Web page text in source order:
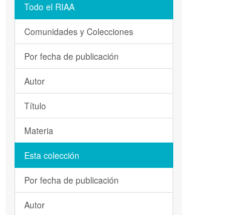
Todo el RIAA
Comunidades y Colecciones
Por fecha de publicación
Autor
Título
Materia
Esta colección
Por fecha de publicación
Autor